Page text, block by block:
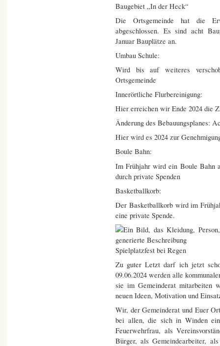
Baugebiet „In der Heck“
Die Ortsgemeinde hat die
abgeschlossen. Es sind acht
Januar Bauplätze an.
Umbau Schule:
Wird bis auf weiteres
Ortsgemeinde
Innerörtliche Flurbereinigung:
Hier erreichen wir Ende 2024 die
Änderung des Bebauungsplanes:
Hier wird es 2024 zur
Boule Bahn:
Im Frühjahr wird ein Boule Bahn
durch private Spenden
Basketballkorb:
Der Basketballkorb wird im
eine private Spende.
Spielplatzfest bei Regen
Zu guter Letzt darf ich jetzt
09.06.2024 werden alle
sie im Gemeinderat mitarbeiten
neuen Ideen, Motivation und
Wir, der Gemeinderat und Euer
bei allen, die sich in Winden
Feuerwehrfrau, als
Bürger, als Gemeindearbeiter,